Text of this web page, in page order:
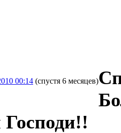
00:14 (спустя 6 месяцев)